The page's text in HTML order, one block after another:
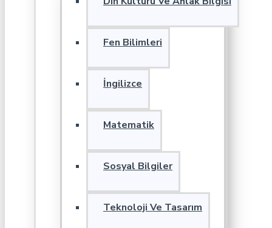
Fen Bilimleri
İngilizce
Matematik
Sosyal Bilgiler
Teknoloji Ve Tasarım